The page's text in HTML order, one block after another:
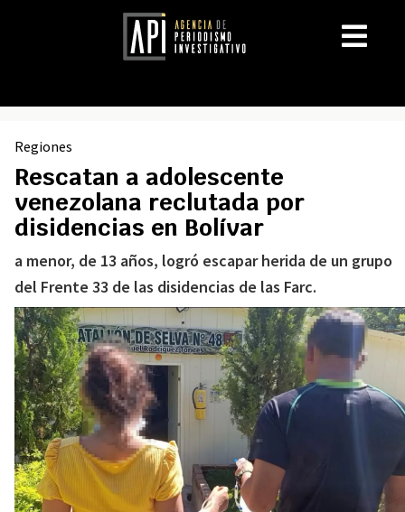
Regiones
Rescatan a adolescente
venezolana reclutada por
disidencias en Bolívar
a menor, de 13 años, logró escapar herida de un grupo
del Frente 33 de las disidencias de las Farc.